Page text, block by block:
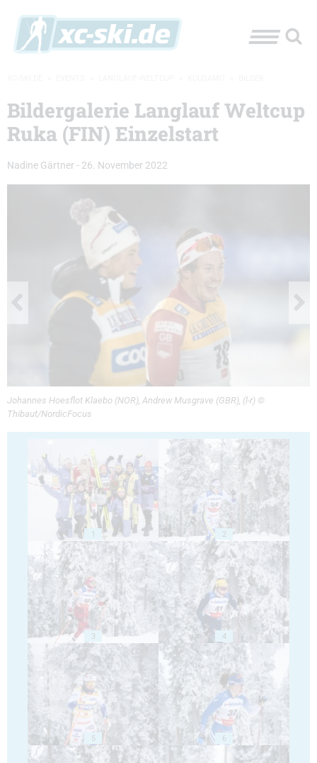
Bildergalerie Langlauf Weltcup
Ruka (FIN) Einzelstart
Nadine Gärtner - 26. November 2022
Johannes Hoesflot Klaebo (NOR), Andrew Musgrave (GBR), (l-r) ©
Thibaut/NordicFocus
1 2
3 4
5 6